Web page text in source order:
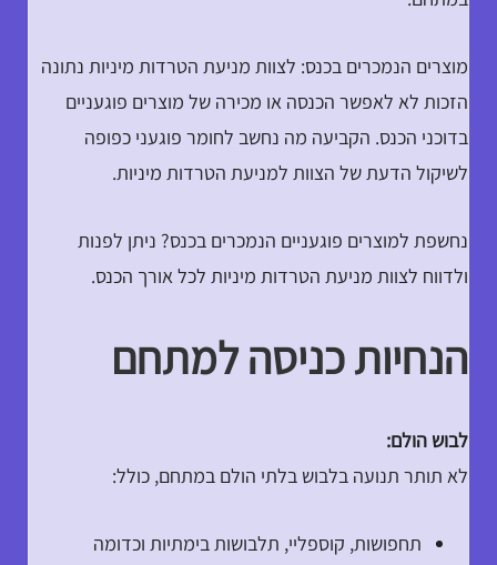
מוצרים הנמכרים בכנס: לצוות מניעת הטרדות מיניות נתונה
הזכות לא לאפשר הכנסה או מכירה של מוצרים פוגעניים
בדוכני הכנס. הקביעה מה נחשב לחומר פוגעני כפופה
לשיקול הדעת של הצוות למניעת הטרדות מיניות.
נחשפת למוצרים פוגעניים הנמכרים בכנס? ניתן לפנות
ולדווח לצוות מניעת הטרדות מיניות לכל אורך הכנס.
הנחיות כניסה למתחם
לבוש הולם:
לא תותר תנועה בלבוש בלתי הולם במתחם, כולל:
תחפושות, קוספליי, תלבושות בימתיות וכדומה